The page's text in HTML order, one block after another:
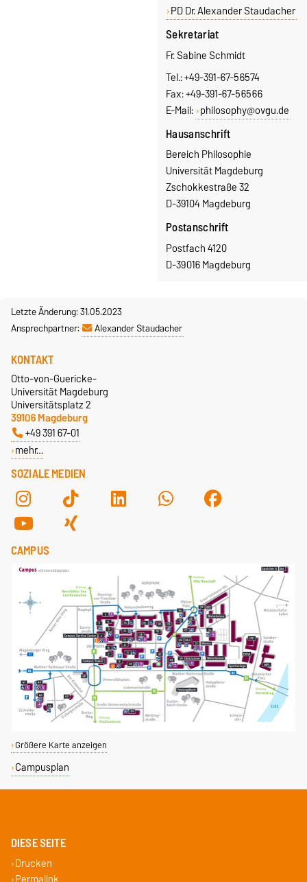
PD Dr. Alexander Staudacher
Sekretariat
Fr. Sabine Schmidt
Tel.: +49-391-67-56574
Fax: +49-391-67-56566
E-Mail: philosophy@ovgu.de
Hausanschrift
Bereich Philosophie
Universität Magdeburg
Zschokkestraße 32
D-39104 Magdeburg
Postanschrift
Postfach 4120
D-39016 Magdeburg
Letzte Änderung: 31.05.2023
Ansprechpartner:
Alexander Staudacher
SOZIALE MEDIEN
KONTAKT
Otto-von-Guericke-
Universität Magdeburg
Universitätsplatz 2
39106 Magdeburg
+49 391 67-01
mehr…
CAMPUS
Größere Karte anzeigen
Campusplan
DIESE SEITE
Drucken